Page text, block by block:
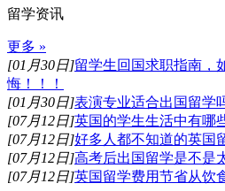
留学资讯
更多 »
[01月30日]留学生回国求职指南，
悔！！！
[01月30日]表演专业适合出国留学
[07月12日]英国的学生生活中有哪
[07月12日]好多人都不知道的英国
[07月12日]高考后出国留学是不是
[07月12日]英国留学费用节省从饮